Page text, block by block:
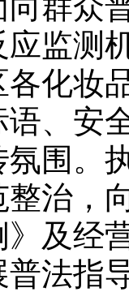
应监测
各化妆
语、安
氛围。
整治，
》及经
普法指